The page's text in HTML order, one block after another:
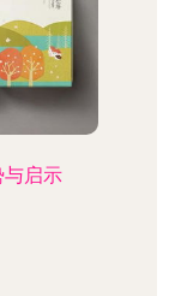
与启示